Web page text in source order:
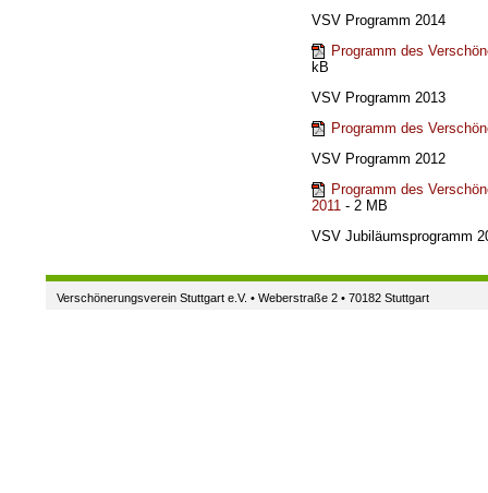
VSV Programm 2014
Programm des
kB
VSV Programm 2013
Programm des
VSV Programm 2012
Programm des
2011- 2 MB
VSV Jubiläumsprogramm
Verschönerungsverein Stuttgart e.V. • Weberstraße 2 • 70182 Stuttgart